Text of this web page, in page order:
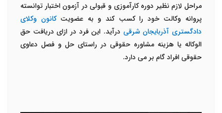
مراحل لازم نظیر دوره کارآموزی و قبولی در آزمون اختبار توانسته
پروانه وکالت خود را کسب کند و به عضویتکانون وکلای
دادگستری آذربایجان شرقی درآید. این فرد در ازای دریافت حق
الوکاله یا هزینه مشاوره حقوقی در راستای حل و فصل دعاوی
حقوقی افراد گام بر می دارد.